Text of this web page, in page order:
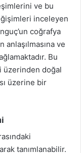
ve bu
inceleyen
coğrafya
ve
Bu
üzerinden doğal
üzerine bir
tanımlanabilir.